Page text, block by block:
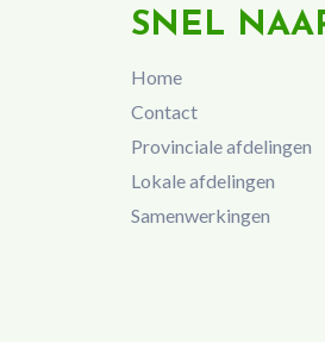
SNEL
Home
Contact
Provinciale afdelingen
Lokale afdelingen
Samenwerkingen